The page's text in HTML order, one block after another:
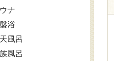
ナ
浴
風呂
風呂